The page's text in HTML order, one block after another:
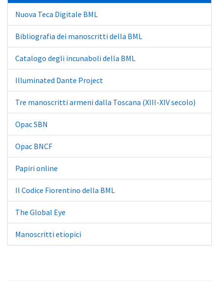
Nuova Teca Digitale BML
Bibliografia dei manoscritti della BML
Catalogo degli incunaboli della BML
Illuminated Dante Project
Tre manoscritti armeni dalla Toscana (XIII-XIV secolo)
Opac SBN
Opac BNCF
Papiri online
Il Codice Fiorentino della BML
The Global Eye
Manoscritti etiopici